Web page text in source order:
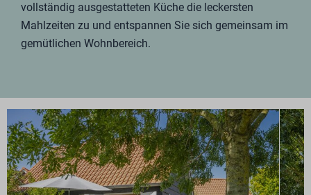
vollständig ausgestatteten Küche die leckersten
Mahlzeiten zu und entspannen Sie sich gemeinsam im
gemütlichen Wohnbereich.